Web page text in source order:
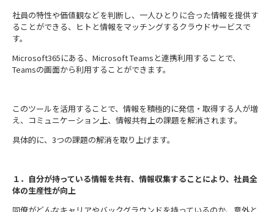
社員の特性や価値観などを判断し、一人ひとりに合った情報を提供す
ることができる、ヒトと情報をマッチングするクラウドサービスで
す。
Microsoft365にある、 Microsoft Teams と連携利用することで、
Teamsの画面から利用することができます。
このツールを活用することで、情報を積極的に発信・取得する人が増
え、コミュニケーション上、情報共有上の課題を解消されます。
具体的に、 3つの課題の解消を取り上げます。
１．自分が持っている情報を共有、情報収集することにより、社員全
体の生産性が向上